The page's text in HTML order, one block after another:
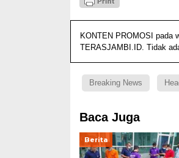
KONTEN PROMOSI pada
TERASJAMBI.ID. Tidak
Breaking News
Baca Juga
Berita